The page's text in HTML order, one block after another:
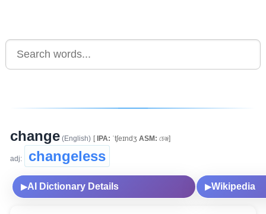
change (English) [IPA: ˈtʃeɪndʒ ASM: চেঞ্জ]
adj: changeless
▶AI Dictionary Details ▶Wikipedia